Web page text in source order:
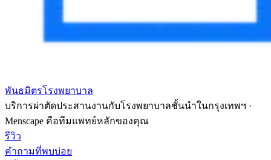
พันธมิตรโรงพยาบาล
บริการผ่าตัดประสานงานกับโรงพยาบาลชั้นนำในกรุงเทพฯ ·
Menscape คือทีมแพทย์หลักของคุณ
รีวิว
คำถามที่พบบ่อย